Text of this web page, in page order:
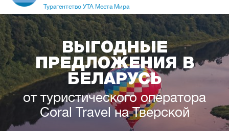
Турагентство УТА Места Мира
ВЫГОДНЫЕ
ПРЕДЛОЖЕНИЯ В
БЕЛАРУСЬ
от туристического оператора
Coral Travel на Тверской